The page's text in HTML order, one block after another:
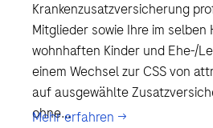
Krankenzusatzversicherung
Mitglieder sowie Ihre im selben
wohnhaften Kinder und Ehe-/
einem Wechsel zur CSS von
auf ausgewählte
ohne...
Mehr erfahren →